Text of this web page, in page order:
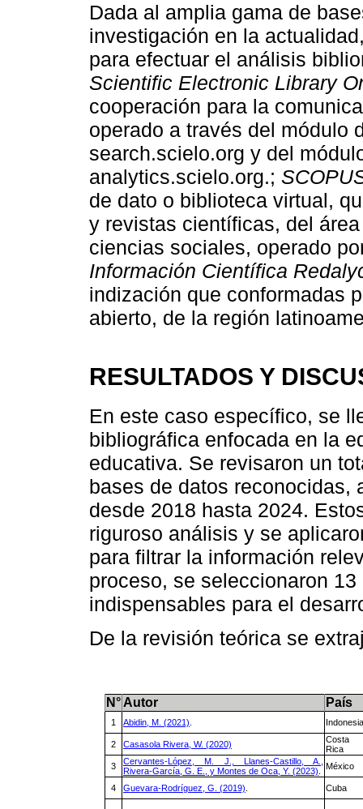
Dada al amplia gama de
investigación en la
para efectuar el análisis
Scientific Electronic Library
cooperación para la
operado a través del módulo
search.scielo.org y del
analytics.scielo.org.;
de dato o biblioteca virtual,
y revistas científicas, del
ciencias sociales, operado
Información Científica
indización que conformadas
abierto, de la región
RESULTADOS Y
En este caso específico, se
bibliográfica enfocada en la
educativa. Se revisaron un
bases de datos reconocidas,
desde 2018 hasta 2024.
riguroso análisis y se
para filtrar la información
proceso, se seleccionaron
indispensables para el
De la revisión teórica se
N°Autor País
1 Abidin, M. (2021). Indonesia
2 Casasola Rivera, W. (2020)
Costa
Rica
3
Cervantes-López, M. J., Llanes-Castillo, A.,
Rivera-García, G. E., y Montes de Oca, Y. (2023). México
4 Guevara-Rodríguez, G. (2019). Cuba